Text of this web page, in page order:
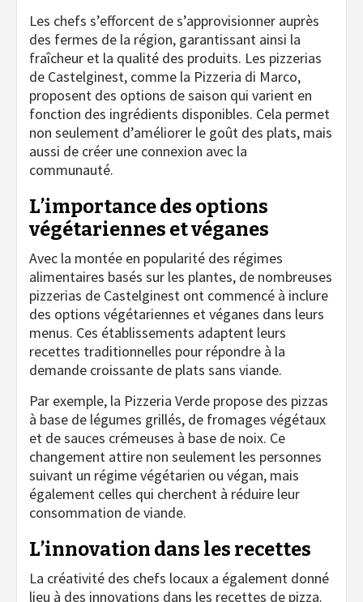
Les chefs s’efforcent de s’approvisionner auprès
des fermes de la région, garantissant ainsi la
fraîcheur et la qualité des produits. Les pizzerias
de Castelginest, comme la Pizzeria di Marco,
proposent des options de saison qui varient en
fonction des ingrédients disponibles. Cela permet
non seulement d’améliorer le goût des plats, mais
aussi de créer une connexion avec la
communauté.
L’importance des options
végétariennes et véganes
Avec la montée en popularité des régimes
alimentaires basés sur les plantes, de nombreuses
pizzerias de Castelginest ont commencé à inclure
des options végétariennes et véganes dans leurs
menus. Ces établissements adaptent leurs
recettes traditionnelles pour répondre à la
demande croissante de plats sans viande.
Par exemple, la Pizzeria Verde propose des pizzas
à base de légumes grillés, de fromages végétaux
et de sauces crémeuses à base de noix. Ce
changement attire non seulement les personnes
suivant un régime végétarien ou végan, mais
également celles qui cherchent à réduire leur
consommation de viande.
L’innovation dans les recettes
La créativité des chefs locaux a également donné
lieu à des innovations dans les recettes de pizza.